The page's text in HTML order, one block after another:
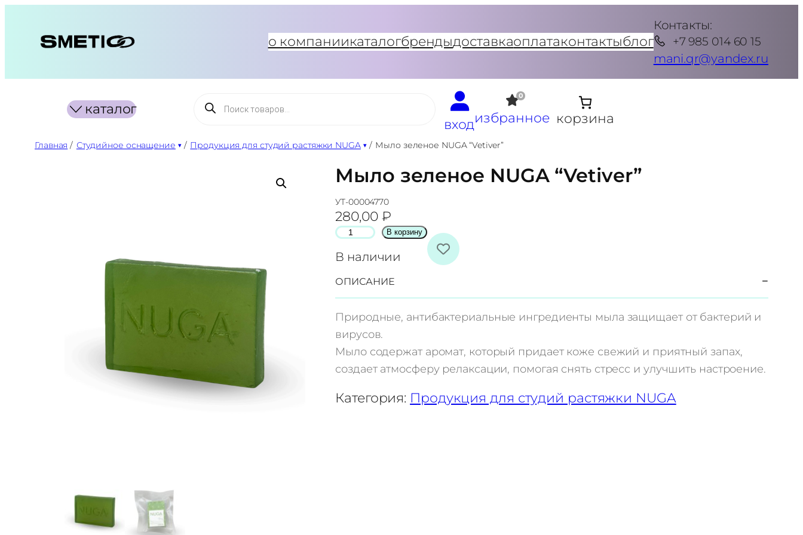
содержимому
о компаниикаталогбрендыдоставкаоплатаконтактыблог
Контакты:
+7 985 014 60 15
mani.qr@yandex.ru
каталог
Поиск
товаров
вход
0
избранное корзина
Главная / Студийное оснащение / Продукция для студий растяжки NUGA / Мыло зеленое NUGA “Vetiver”
Мыло зеленое NUGA “Vetiver”
УТ-00004770
280,00 ₽
В наличии
К
о
и
е
с
т
в
о
В корзину
ОПИСАНИЕ −
Природные, антибактериальные ингредиенты мыла защищает от бактерий и
вирусов.
Мыло содержат аромат, который придает коже свежий и приятный запах,
создает атмосферу релаксации, помогая снять стресс и улучшить настроение.
Категория: Продукция для студий растяжки NUGA